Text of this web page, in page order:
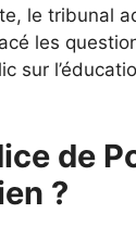
le tribunal
les
sur
de
?